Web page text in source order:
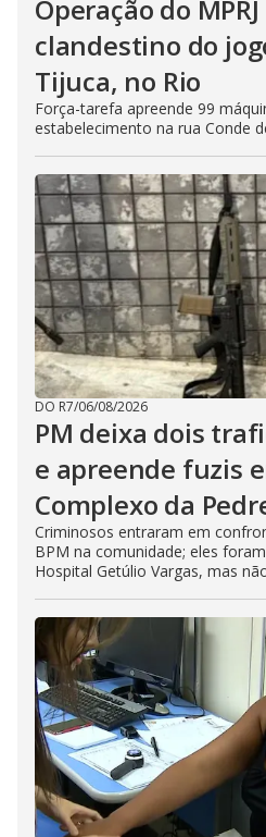
Operação do
clandestino do
Tijuca, no Rio
Força-tarefa apreende 99
estabelecimento na rua Conde
DO R7/06/08/2026
PM deixa dois
e apreende fuzis
Complexo da
Criminosos entraram em
BPM na comunidade; eles
Hospital Getúlio Vargas, mas